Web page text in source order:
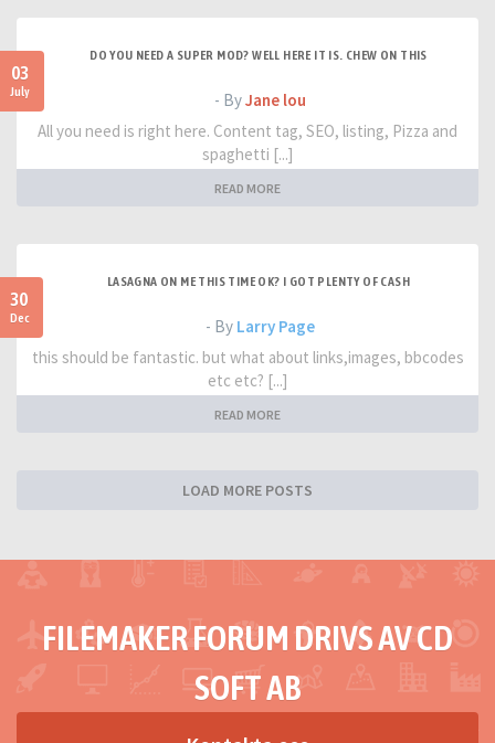
03
July
DO YOU NEED A SUPER MOD? WELL HERE IT IS. CHEW ON THIS
- ByJane lou
All you need is right here. Content tag, SEO, listing, Pizza and
spaghetti [...]
READ MORE
30
Dec
LASAGNA ON ME THIS TIME OK? I GOT PLENTY OF CASH
- By Larry Page
this should be fantastic. but what about links,images, bbcodes
etc etc? [...]
READ MORE
LOAD MORE POSTS
FILEMAKER FORUM DRIVS AV CD
SOFT AB